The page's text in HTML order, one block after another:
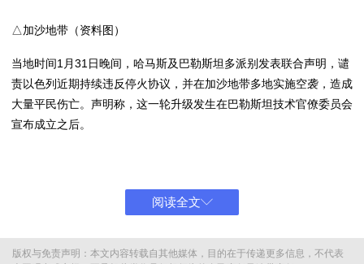
△加沙地带（资料图）
当地时间1月31日晚间，哈马斯及巴勒斯坦多派别发表联合声明，谴
责以色列近期持续违反停火协议，并在加沙地带多地实施空袭，造成
大量平民伤亡。声明称，这一轮升级发生在巴勒斯坦技术官僚委员会
宣布成立之后。
成立以来，加沙地带已遭到96次空袭和炮击、61次直接针对平民的
袭击，17栋房屋被摧毁，累计造成71人死亡、140人受伤
声明认为，以色列此举旨在破坏巩固停火的国际努力，阻碍进入停火
阅读全文
版权与免责声明：本文内容转载自其他媒体，目的在于传递更多信息，不代表